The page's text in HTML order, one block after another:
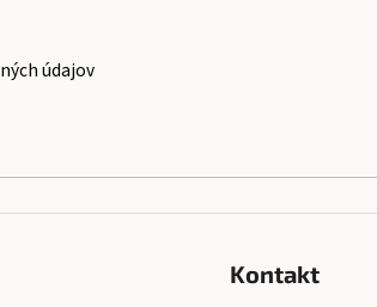
údajov
Kontakt